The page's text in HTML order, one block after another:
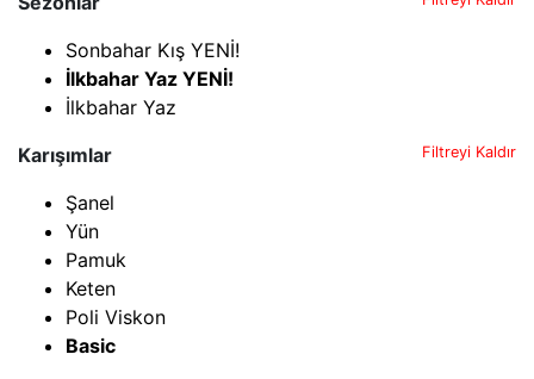
Sonbahar Kış YENİ!
İlkbahar Yaz YENİ!
İlkbahar Yaz
Karışımlar
Filtreyi Kaldır
Şanel
Yün
Pamuk
Keten
Poli Viskon
Basic